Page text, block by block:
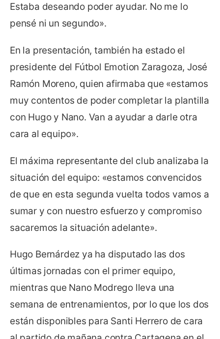
Estaba deseando poder ayudar. No me lo
pensé ni un segundo».
En la presentación, también ha estado el
presidente del Fútbol Emotion Zaragoza, José
Ramón Moreno, quien afirmaba que «estamos
muy contentos de poder completar la plantilla
con Hugo y Nano. Van a ayudar a darle otra
cara al equipo».
El máxima representante del club analizaba la
situación del equipo: «estamos convencidos
de que en esta segunda vuelta todos vamos a
sumar y con nuestro esfuerzo y compromiso
sacaremos la situación adelante».
Hugo Bernárdez ya ha disputado las dos
últimas jornadas con el primer equipo,
mientras que Nano Modrego lleva una
semana de entrenamientos, por lo que los dos
están disponibles para Santi Herrero de cara